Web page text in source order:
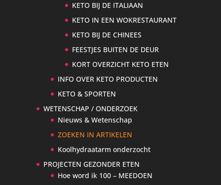
KETO BIJ DE ITALIAAN
KETO IN EEN WOKRESTAURANT
KETO BIJ DE CHINEES
FEESTJES BUITEN DE DEUR
KORT OVERZICHT KETO ETEN
INFO OVER KETO PRODUCTEN
KETO & SPORTEN
WETENSCHAP / ONDERZOEK
Nieuws & Wetenschap
ZOEKEN IN ARTIKELEN
Koolhydraatarm onderzocht
PROJECTEN GEZONDER ETEN
Hoe word ik 100 – MEEDOEN